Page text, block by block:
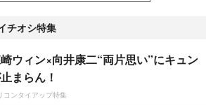
チオシ特集
ウィン×向井康二“両片思い”にキュン
まらん！
コンタイアップ特集